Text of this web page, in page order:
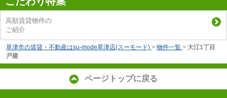
高額賃貸物件の
ご紹介
草津市の賃貸・不動産はsu-mode草津店(スーモード) > 物件一覧 > 大江1丁目
戸建
ページトップに戻る